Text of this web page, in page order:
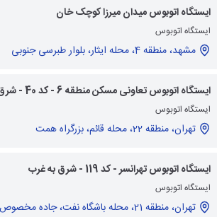
ایستگاه اتوبوس میدان میرزا کوچک خان
ایستگاه اتوبوس
مشهد، منطقه 4، محله ایثار، بلوار طبرسی جنوبی
ایستگاه اتوبوس تعاونی مسکن منطقه 6 - کد 40 - شرق به غرب
ایستگاه اتوبوس
تهران، منطقه 22، محله قائم، بزرگراه همت
ایستگاه اتوبوس تهرانسر - کد 119 - شرق به غرب
ایستگاه اتوبوس
تهران، منطقه 21، محله باشگاه نفت، جاده مخصوص کرج